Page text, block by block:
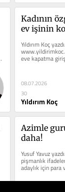
Kadının
ev işinin
Yıldırım Koç
eve kapatma
işçi ve
08.07.2026
30
Yıldırım Koç
Azimle
daha!
Yusuf Yavuz
pişmanlık
adaylık için para